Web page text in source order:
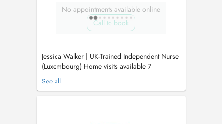
No appointments available online
Call to book
Jessica Walker | UK-Trained Independent Nurse
(Luxembourg) Home visits available 7
days/week | English & French. Providing high-
quality, personalised nursing care in the
See all